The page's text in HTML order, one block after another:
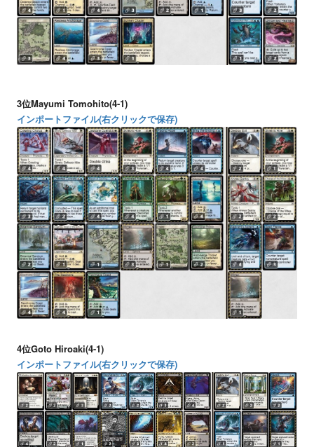
3位Mayumi Tomohito(4-1)
インポートファイル(右クリックで保存)
4位Goto Hiroaki(4-1)
インポートファイル(右クリックで保存)